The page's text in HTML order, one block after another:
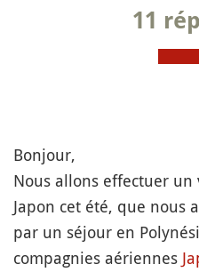
11
Bonjour,
Nous allons effectuer un
Japon cet été, que nous
par un séjour en
compagnies aériennes